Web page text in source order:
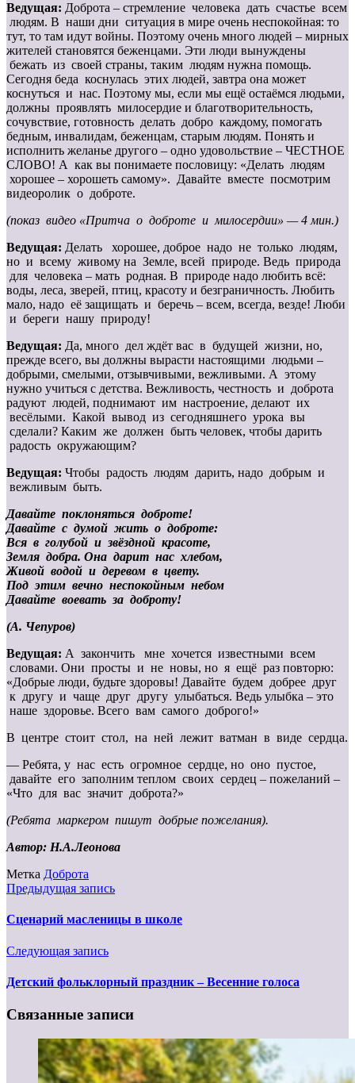
Ведущая: Доброта – стремление человека дать счастье всем
людям. В наши дни ситуация в мире очень неспокойная: то
тут, то там идут войны. Поэтому очень много людей – мирных
жителей становятся беженцами. Эти люди вынуждены
бежать из своей страны, таким людям нужна помощь.
Сегодня беда коснулась этих людей, завтра она может
коснуться и нас. Поэтому мы, если мы ещё остаёмся людьми,
должны проявлять милосердие и благотворительность,
сочувствие, готовность делать добро каждому, помогать
бедным, инвалидам, беженцам, старым людям. Понять и
исполнить желанье другого – одно удовольствие – ЧЕСТНОЕ
СЛОВО! А как вы понимаете пословицу: «Делать людям
хорошее – хорошеть самому». Давайте вместе посмотрим
видеоролик о доброте.
(показ видео «Притча о доброте и милосердии» — 4 мин.)
Ведущая: Делать хорошее, доброе надо не только людям,
но и всему живому на Земле, всей природе. Ведь природа
для человека – мать родная. В природе надо любить всё:
воды, леса, зверей, птиц, красоту и безграничность. Любить
мало, надо её защищать и беречь – всем, всегда, везде! Люби
и береги нашу природу!
Ведущая: Да, много дел ждёт вас в будущей жизни, но,
прежде всего, вы должны вырасти настоящими людьми –
добрыми, смелыми, отзывчивыми, вежливыми. А этому
нужно учиться с детства. Вежливость, честность и доброта
радуют людей, поднимают им настроение, делают их
весёлыми. Какой вывод из сегодняшнего урока вы
сделали? Каким же должен быть человек, чтобы дарить
радость окружающим?
Ведущая: Чтобы радость людям дарить, надо добрым и
вежливым быть.
Давайте поклоняться доброте!
Давайте с думой жить о доброте:
Вся в голубой и звёздной красоте,
Земля добра. Она дарит нас хлебом,
Живой водой и деревом в цвету.
Под этим вечно неспокойным небом
Давайте воевать за доброту!
(А. Чепуров)
Ведущая: А закончить мне хочется известными всем
словами. Они просты и не новы, но я ещё раз повторю:
«Добрые люди, будьте здоровы! Давайте будем добрее друг
к другу и чаще друг другу улыбаться. Ведь улыбка – это
наше здоровье. Всего вам самого доброго!»
В центре стоит стол, на ней лежит ватман в виде сердца.
— Ребята, у нас есть огромное сердце, но оно пустое,
давайте его заполним теплом своих сердец – пожеланий –
«Что для вас значит доброта?»
(Ребята маркером пишут добрые пожелания).
Автор: Н.А.Леонова
Метка Доброта
Предыдущая запись
Сценарий масленицы в школе
Следующая запись
Детский фольклорный праздник – Весенние голоса
Связанные записи